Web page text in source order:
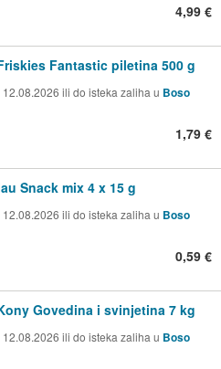
4,99 €
Fantastic piletina 500 g
ili do isteka zaliha u Boso
1,79 €
Snack mix 4 x 15 g
ili do isteka zaliha u Boso
0,59 €
Govedina i svinjetina 7 kg
ili do isteka zaliha u Boso